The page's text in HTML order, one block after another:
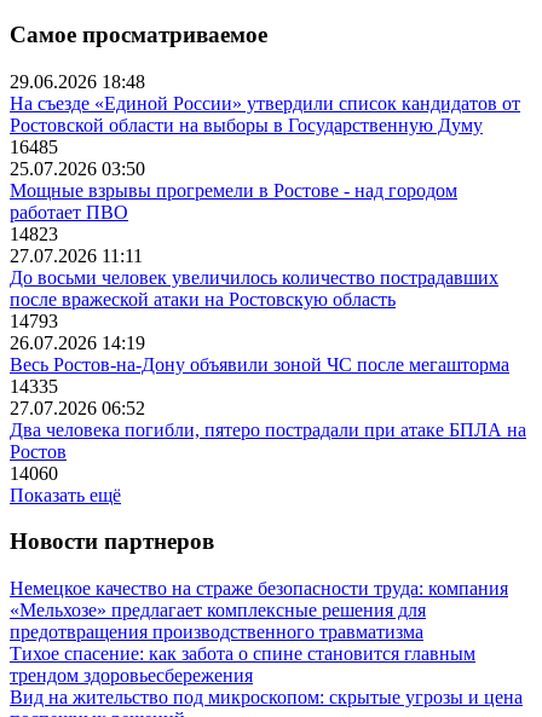
Самое просматриваемое
29.06.2026 18:48
На съезде «Единой России» утвердили список кандидатов от
Ростовской области на выборы в Государственную Думу
16485
25.07.2026 03:50
Мощные взрывы прогремели в Ростове - над городом
работает ПВО
14823
27.07.2026 11:11
До восьми человек увеличилось количество пострадавших
после вражеской атаки на Ростовскую область
14793
26.07.2026 14:19
Весь Ростов-на-Дону объявили зоной ЧС после мегашторма
14335
27.07.2026 06:52
Два человека погибли, пятеро пострадали при атаке БПЛА на
Ростов
14060
Показать ещё
Новости партнеров
Немецкое качество на страже безопасности труда: компания
«Мельхозе» предлагает комплексные решения для
предотвращения производственного травматизма
Тихое спасение: как забота о спине становится главным
трендом здоровьесбережения
Вид на жительство под микроскопом: скрытые угрозы и цена